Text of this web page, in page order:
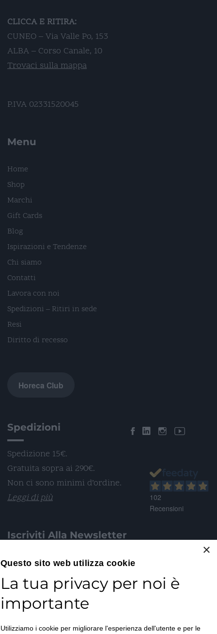
CLICCA E RITIRA:
CUNEO – Via Valle Po, 153
ALBA – Corso Canale, 10
Trovaci sulla mappa
P.IVA 02331520045
Menu
Home
Shop
Marchi
Gift Cards
Blog
Ispirazioni e Tendenze
Chi siamo
Contatti
Lavora con noi
Spedizioni – Ritiri in sede
Resi
Diritto di recesso
Horeca Club
Spedizioni
Spedizione 15€.
Gratuita sopra ai 290€.
Non ci sono minimi d’ordine.
Leggi di più
Iscriviti Alla Newsletter
Email*
Privacy Policy*
102
Recensioni
×
Questo sito web utilizza cookie
La tua privacy per noi è
importante
Utilizziamo i cookie per migliorare l'esperienza dell'utente e per le